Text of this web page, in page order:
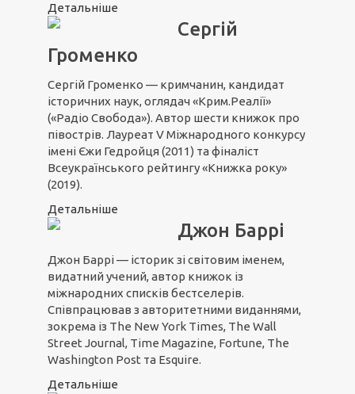
Детальніше
Сергій
Громенко
Сергій Громенко — кримчанин, кандидат
історичних наук, оглядач «Крим.Реалії»
(«Радіо Свобода»). Автор шести книжок про
півострів. Лауреат V Міжнародного конкурсу
імені Єжи Гедройця (2011) та фіналіст
Всеукраїнського рейтингу «Книжка року»
(2019).
Детальніше
Джон Баррі
Джон Баррі — історик зі світовим іменем,
видатний учений, автор книжок із
міжнародних списків бестселерів.
Співпрацював з авторитетними виданнями,
зокрема із The New York Times, The Wall
Street Journal, Time Magazine, Fortune, The
Washington Post та Esquire.
Детальніше